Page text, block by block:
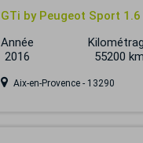
GTi by Peugeot Sport
Année
2016
55200 km
Aix-en-Provence - 13290